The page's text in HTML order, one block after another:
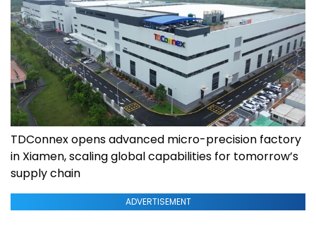
TDConnex opens advanced micro-precision factory
in Xiamen, scaling global capabilities for tomorrow’s
supply chain
ADVERTISEMENT